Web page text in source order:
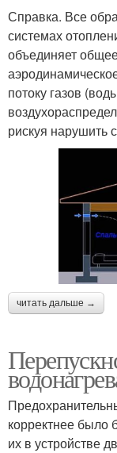
Справка. Все
системах
объединяет
потоку газов
рискуя нарушить
читать дальше →
корректнее было
их в устройстве